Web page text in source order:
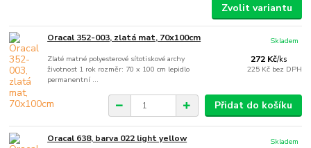
Zvolit variantu
Oracal 352-003, zlatá mat, 70x100cm
Zlaté matné polyesterové sítotiskové archy
životnost 1 rok rozměr: 70 x 100 cm lepidlo
permanentní ...
272 Kč/ks
225 Kč bez DPH
Skladem
Přidat do košíku
Oracal 638, barva 022 light yellow Skladem